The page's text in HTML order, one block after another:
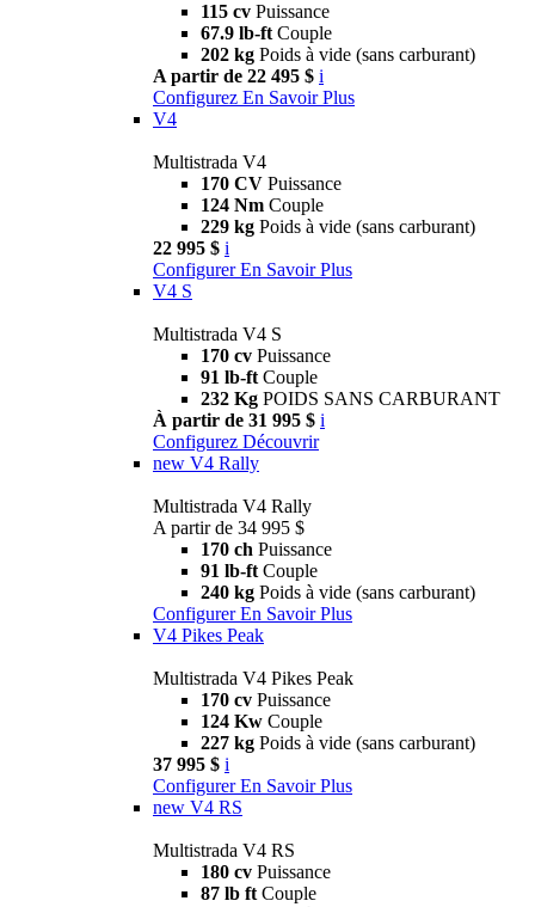
115 cv Puissance
67.9 lb-ft Couple
202 kg Poids à vide (sans carburant)
A partir de 22 495 $ i
Configurez En Savoir Plus
V4
Multistrada V4
170 CV Puissance
124 Nm Couple
229 kg Poids à vide (sans carburant)
22 995 $ i
Configurer En Savoir Plus
V4 S
Multistrada V4 S
170 cv Puissance
91 lb-ft Couple
232 Kg POIDS SANS CARBURANT
À partir de 31 995 $ i
Configurez Découvrir
new V4 Rally
Multistrada V4 Rally
A partir de 34 995 $
170 ch Puissance
91 lb-ft Couple
240 kg Poids à vide (sans carburant)
Configurer En Savoir Plus
V4 Pikes Peak
Multistrada V4 Pikes Peak
170 cv Puissance
124 Kw Couple
227 kg Poids à vide (sans carburant)
37 995 $ i
Configurer En Savoir Plus
new V4 RS
Multistrada V4 RS
180 cv Puissance
87 lb ft Couple